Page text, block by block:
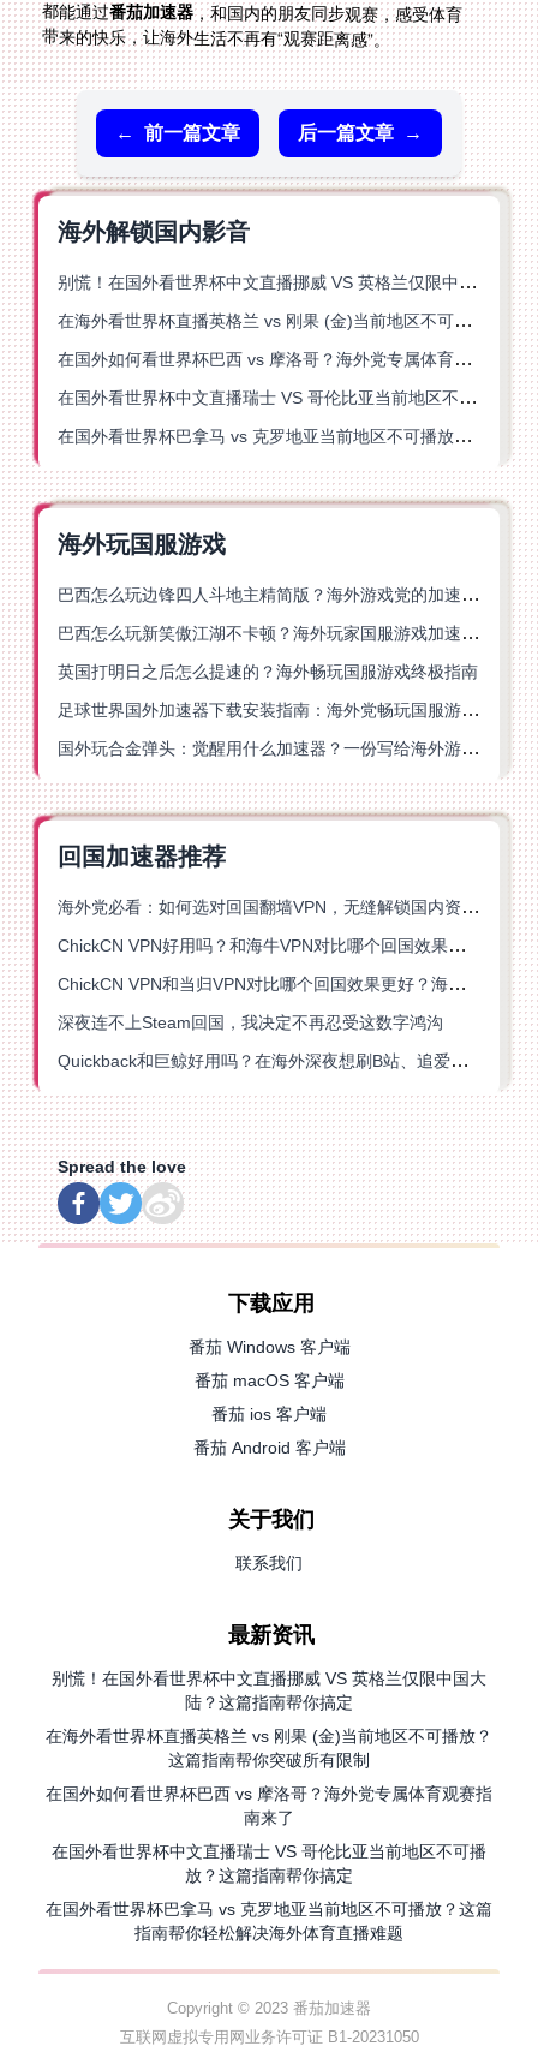
都能通过番茄加速器，和国内的朋友同步观赛，感受体育
带来的快乐，让海外生活不再有“观赛距离感”。
← 前一篇文章 后一篇文章 →
海外解锁国内影音
别慌！在国外看世界杯中文直播挪威 VS 英格兰仅限中国大陆？这篇指南帮你搞定
在海外看世界杯直播英格兰 vs 刚果 (金)当前地区不可播放？这篇指南帮你突破所有限制
在国外如何看世界杯巴西 vs 摩洛哥？海外党专属体育观赛指南来了
在国外看世界杯中文直播瑞士 VS 哥伦比亚当前地区不可播放？这篇指南帮你搞定
在国外看世界杯巴拿马 vs 克罗地亚当前地区不可播放？这篇指南帮你轻松解决海外体育直播难题
海外玩国服游戏
巴西怎么玩边锋四人斗地主精简版？海外游戏党的加速器终极选择
巴西怎么玩新笑傲江湖不卡顿？海外玩家国服游戏加速终极指南（附猫和老鼠一梦江湖实测）
英国打明日之后怎么提速的？海外畅玩国服游戏终极指南
足球世界国外加速器下载安装指南：海外党畅玩国服游戏的终极解决方案
国外玩合金弹头：觉醒用什么加速器？一份写给海外游子的畅玩指南
回国加速器推荐
海外党必看：如何选对回国翻墙VPN，无缝解锁国内资源？
ChickCN VPN好用吗？和海牛VPN对比哪个回国效果更好？
ChickCN VPN和当归VPN对比哪个回国效果更好？海外党亲测后选了它
深夜连不上Steam回国，我决定不再忍受这数字鸿沟
Quickback和巨鲸好用吗？在海外深夜想刷B站、追爱奇艺的你，或许正需要这份答案
Spread the love
下载应用
番茄 Windows 客户端
番茄 macOS 客户端
番茄 ios 客户端
番茄 Android 客户端
关于我们
联系我们
最新资讯
别慌！在国外看世界杯中文直播挪威 VS 英格兰仅限中国大
陆？这篇指南帮你搞定
在海外看世界杯直播英格兰 vs 刚果 (金)当前地区不可播放？
这篇指南帮你突破所有限制
在国外如何看世界杯巴西 vs 摩洛哥？海外党专属体育观赛指
南来了
在国外看世界杯中文直播瑞士 VS 哥伦比亚当前地区不可播
放？这篇指南帮你搞定
在国外看世界杯巴拿马 vs 克罗地亚当前地区不可播放？这篇
指南帮你轻松解决海外体育直播难题
Copyright © 2023 番茄加速器
互联网虚拟专用网业务许可证 B1-20231050